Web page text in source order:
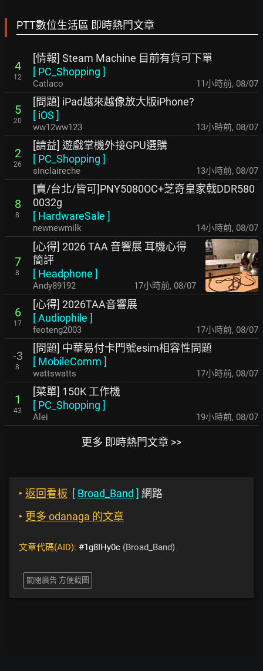
PTT數位生活區 即時熱門文章
4
12
[情報] Steam Machine 目前有貨可下單
[ PC_Shopping ]
Catlaco 11小時前, 08/07
5
20
[問題] iPad越來越像放大版iPhone?
[ iOS ]
ww12ww123 13小時前, 08/07
2
26
[請益] 遊戲掌機外接GPU選購
[ PC_Shopping ]
sinclaireche 13小時前, 08/07
8
8
[賣/台北/皆可]PNY5080OC+芝奇皇家戟DDR580
0032g
[ HardwareSale ]
newnewmilk 14小時前, 08/07
7
8
[心得] 2026 TAA 音響展 耳機心得
簡評
[ Headphone ]
Andy89192 17小時前, 08/07
6
17
[心得] 2026TAA音響展
[Audiophile ]
feoteng2003 17小時前, 08/07
-3
8
[問題] 中華易付卡門號esim相容性問題
[ MobileComm ]
wattswatts 17小時前, 08/07
1
43
[菜單] 150K 工作機
[ PC_Shopping ]
Alei 19小時前, 08/07
更多 即時熱門文章 >>
‣ 返回看板 [ Broad_Band ] 網路
‣ 更多 odanaga 的文章
文章代碼(AID): #1g8IHy0c (Broad_Band)
關閉廣告 方便截圖